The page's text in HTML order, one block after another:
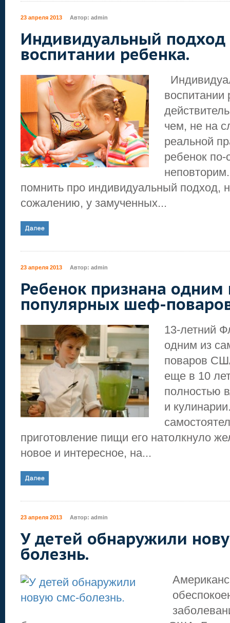
23 апреля 2013 Автор: admin
Индивидуальный подход
воспитании ребенка.
воспитании
чем, не на
реальной
ребенок по-
помнить про индивидуальный подход,
сожалению, у замученных...
23 апреля 2013 Автор: admin
Ребенок признана
популярных шеф-
13-летний
одним из
поваров
еще в 10
полностью
и
приготовление пищи его натолкнуло
новое и интересное, на...
23 апреля 2013 Автор: admin
У детей обнаружили
болезнь.